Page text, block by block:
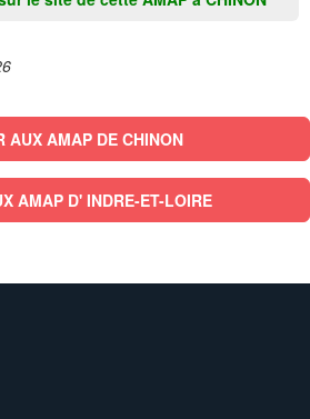
AUX AMAP DE CHINON
AMAP D' INDRE-ET-LOIRE